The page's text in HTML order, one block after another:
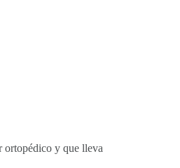
ortopédico y que lleva